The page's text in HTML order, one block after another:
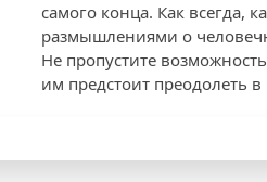
самого конца. Как всегда,
размышлениями о
Не пропустите
им предстоит преодолеть